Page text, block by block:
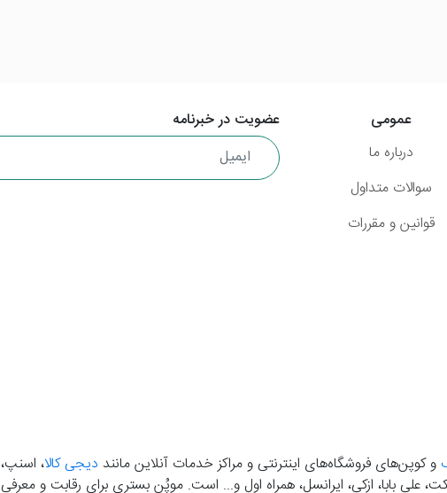
عضویت در خبرنامه
عمومی
درباره ما
سوالات متداول
قوانین و مقررات
و کوپن‌های فروشگاه‌های اینترنتی و مراکز خدمات آنلاین مانند دیجی کالا،
علی بابا، ازکی، ایرانسل، همراه اول و... است. موپُن بستری برای رقابت و